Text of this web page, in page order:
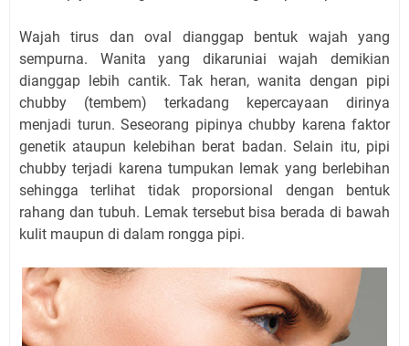
Wajah tirus dan oval dianggap bentuk wajah yang
sempurna. Wanita yang dikaruniai wajah demikian
dianggap lebih cantik. Tak heran, wanita dengan pipi
chubby (tembem) terkadang kepercayaan dirinya
menjadi turun. Seseorang pipinya chubby karena faktor
genetik ataupun kelebihan berat badan. Selain itu, pipi
chubby terjadi karena tumpukan lemak yang berlebihan
sehingga terlihat tidak proporsional dengan bentuk
rahang dan tubuh. Lemak tersebut bisa berada di bawah
kulit maupun di dalam rongga pipi.